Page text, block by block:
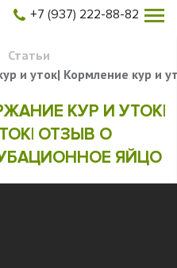
+7 (937) 222-88-82
Статьи
и уток| Кормление кур и
КУР И УТОК|
ОТЗЫВ О
ЯЙЦО